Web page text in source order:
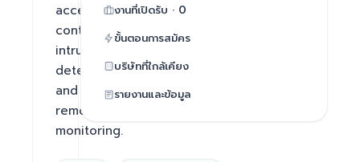
access
control,
intrusion
detection
and
remote
monitoring.
งานที่เปิดรับ · 0
ขั้นตอนการสมัคร
บริษัทที่ใกล้เคียง
รายงานและข้อมูล